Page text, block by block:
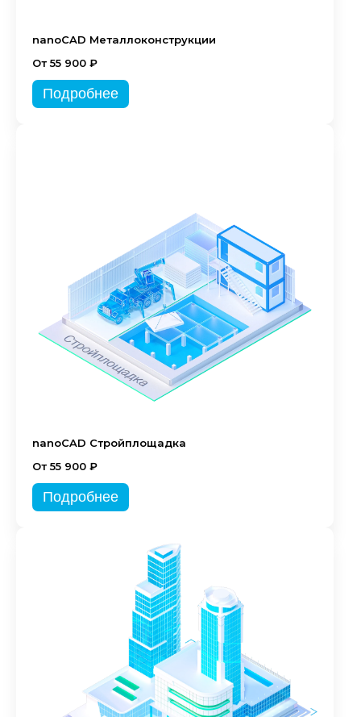
nanoCAD Металлоконструкции
От 55 900 ₽
Подробнее
nanoCAD Стройплощадка
От 55 900 ₽
Подробнее